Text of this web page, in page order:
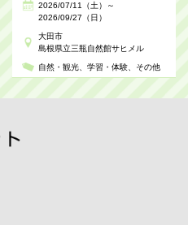
2026/07/11（土）～
2026/09/27（日）
大田市
島根県立三瓶自然館サヒメル
自然・観光 学習・体験 その他